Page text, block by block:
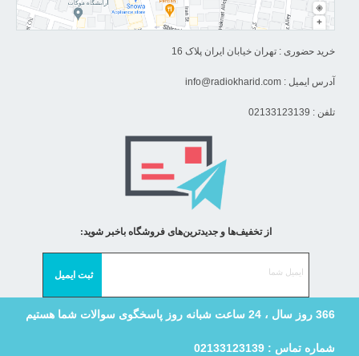
خرید حضوری : تهران خیابان ایران پلاک 16
آدرس ایمیل : info@radiokharid.com
تلفن : 02133123139
366 روز سال ، 24 ساعت شبانه روز پاسخگوی سوالات شما هستیم
شماره تماس : 02133123139
از تخفیف‌ها و جدیدترین‌های فروشگاه باخبر شوید: